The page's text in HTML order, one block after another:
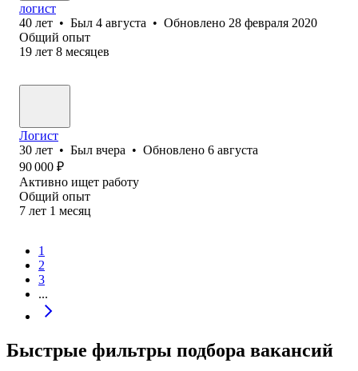
логист
40 лет • Был 4 августа • Обновлено 28 февраля 2020
Общий опыт
19 лет 8 месяцев
Логист
30 лет • Был вчера • Обновлено 6 августа
90 000 ₽
Активно ищет работу
Общий опыт
7 лет 1 месяц
1
2
3
...
Быстрые фильтры подбора вакансий